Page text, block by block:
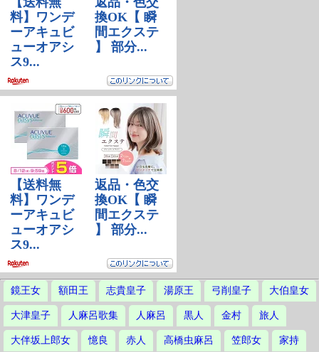
鏡王女 額田王 志貴皇子 湯原王 弓削皇子 大伯皇女
大津皇子 人麻呂歌集 人麻呂 黒人 金村 旅人
大伴坂上郎女 憶良 赤人 高橋虫麻呂 笠郎女 家持